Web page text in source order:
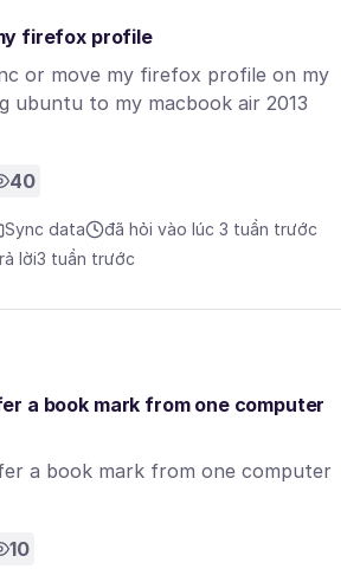
firefox profile
or move my firefox profile on my
ubuntu to my macbook air 2013
40
Sync data
đã hỏi vào lúc 3 tuần trước
lời3 tuần trước
a book mark from one computer
a book mark from one computer
10